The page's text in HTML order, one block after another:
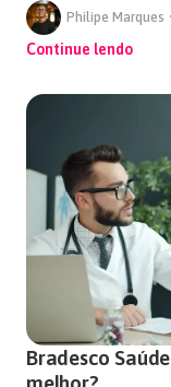
Philipe Marques •
Continue lendo
Bradesco